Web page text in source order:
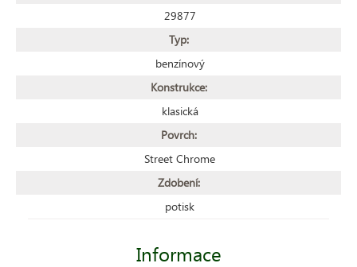
29877
Typ:
benzínový
Konstrukce:
klasická
Povrch:
Street Chrome
Zdobení:
potisk
Informace